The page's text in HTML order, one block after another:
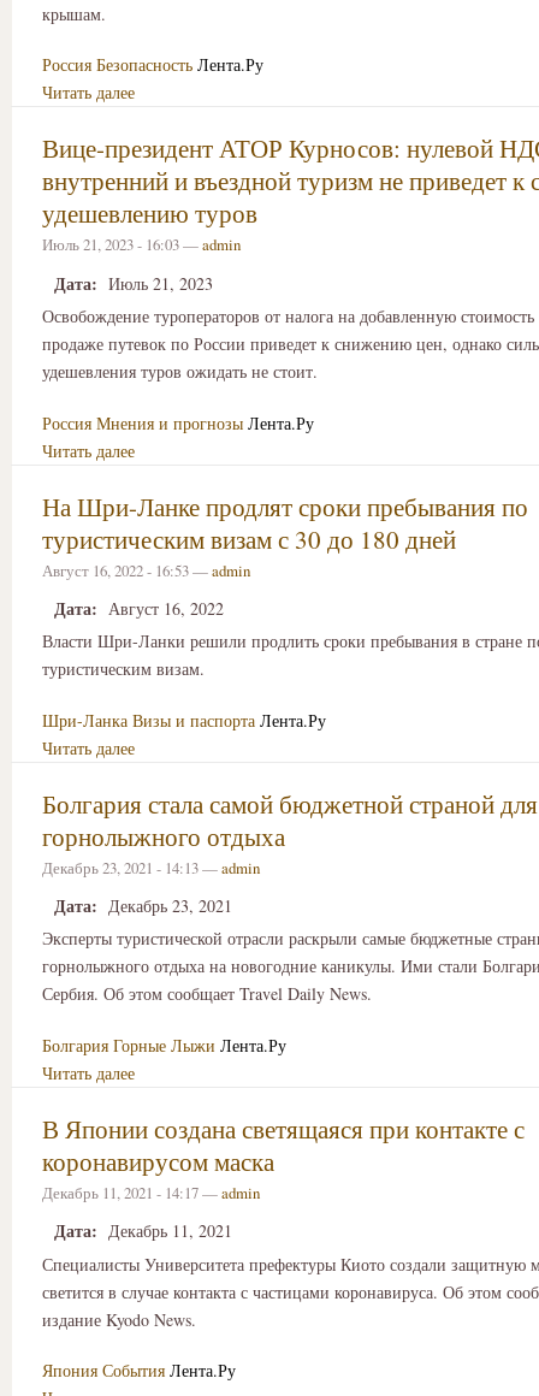
крышам.
Россия Безопасность Лента.Ру
Читать далее
Вице-президент АТОР Курносов: нулевой
внутренний и въездной туризм не приведет к
удешевлению туров
Июль 21, 2023 - 16:03 —admin
Дата: Июль 21, 2023
Освобождение туроператоров от налога на добавленную
продаже путевок по России приведет к снижению цен, однако
удешевления туров ожидать не стоит.
Россия Мнения и прогнозы Лента.Ру
Читать далее
На Шри-Ланке продлят сроки пребывания по
туристическим визам с 30 до 180 дней
Август 16, 2022 - 16:53 —admin
Дата: Август 16, 2022
Власти Шри-Ланки решили продлить сроки пребывания в стране
туристическим визам.
Шри-Ланка Визы и паспорта Лента.Ру
Читать далее
Болгария стала самой бюджетной страной для
горнолыжного отдыха
Декабрь 23, 2021 - 14:13 —admin
Дата: Декабрь 23, 2021
Эксперты туристической отрасли раскрыли самые бюджетные
горнолыжного отдыха на новогодние каникулы. Ими стали
Сербия. Об этом сообщает Travel Daily News.
Болгария Горные Лыжи Лента.Ру
Читать далее
В Японии создана светящаяся при контакте с
коронавирусом маска
Декабрь 11, 2021 - 14:17 —admin
Дата: Декабрь 11, 2021
Специалисты Университета префектуры Киото создали защитную
светится в случае контакта с частицами коронавируса. Об этом
издание Kyodo News.
Япония События Лента.Ру